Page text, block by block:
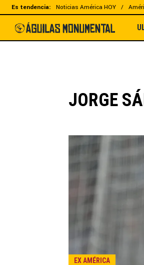
Es tendencia: Noticias América HOY
JORGE
EX AMÉRICA